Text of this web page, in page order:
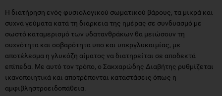
Η διατήρηση ενός φυσιολογικού σωματικού βάρους, τα μικρά και
συχνά γεύματα κατά τη διάρκεια της ημέρας σε συνδυασμό με
σωστό καταμερισμό των υδατανθράκων θα μειώσουν τη
συχνότητα και σοβαρότητα υπο και υπεργλυκαιμίας, με
αποτέλεσμα η γλυκόζη αίματος να διατηρείται σε αποδεκτά
επίπεδα. Με αυτό τον τρόπο, ο Σακχαρώδης Διαβήτης ρυθμίζεται
ικανοποιητικά και αποτρέπονται καταστάσεις όπως η
αμφιβληστροειδοπάθεια.